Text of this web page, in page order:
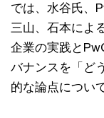
では、水谷氏、
三山、石本によ
企業の実践と
バナンスを「ど
的な論点につい